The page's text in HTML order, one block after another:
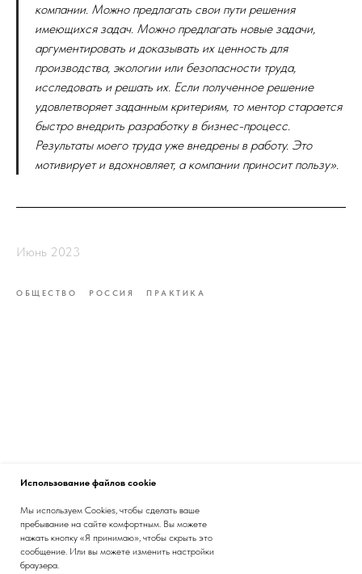
компании. Можно предлагать свои пути решения
имеющихся задач. Можно предлагать новые задачи,
аргументировать и доказывать их ценность для
производства, экологии или безопасности труда,
исследовать и решать их. Если полученное решение
удовлетворяет заданным критериям, то ментор старается
быстро внедрить разработку в бизнес-процесс.
Результаты моего труда уже внедрены в работу. Это
мотивирует и вдохновляет, а компании приносит пользу».
Июнь 2023
ОБЩЕСТВО РОССИЯ ПРАКТИКА
Использование файлов cookie
Мы используем Cookies, чтобы сделать ваше
пребывание на сайте комфортным. Вы можете
нажать кнопку «Я принимаю», чтобы скрыть это
сообщение. Или вы можете изменить настройки
браузера.